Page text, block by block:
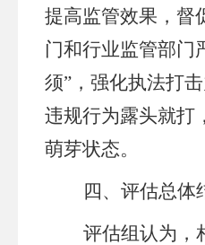
提高监管效果，督
门和行业监管部门
须”， 强化执法打
违规行为露头就打
萌芽状态。
四、评估总体
评估组认为，